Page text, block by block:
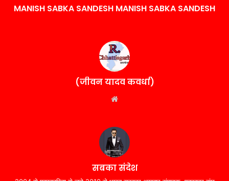
MANISH SABKA SANDESH MANISH SABKA SANDESH
(जीवन यादव कवर्धा)
सबका संदेश